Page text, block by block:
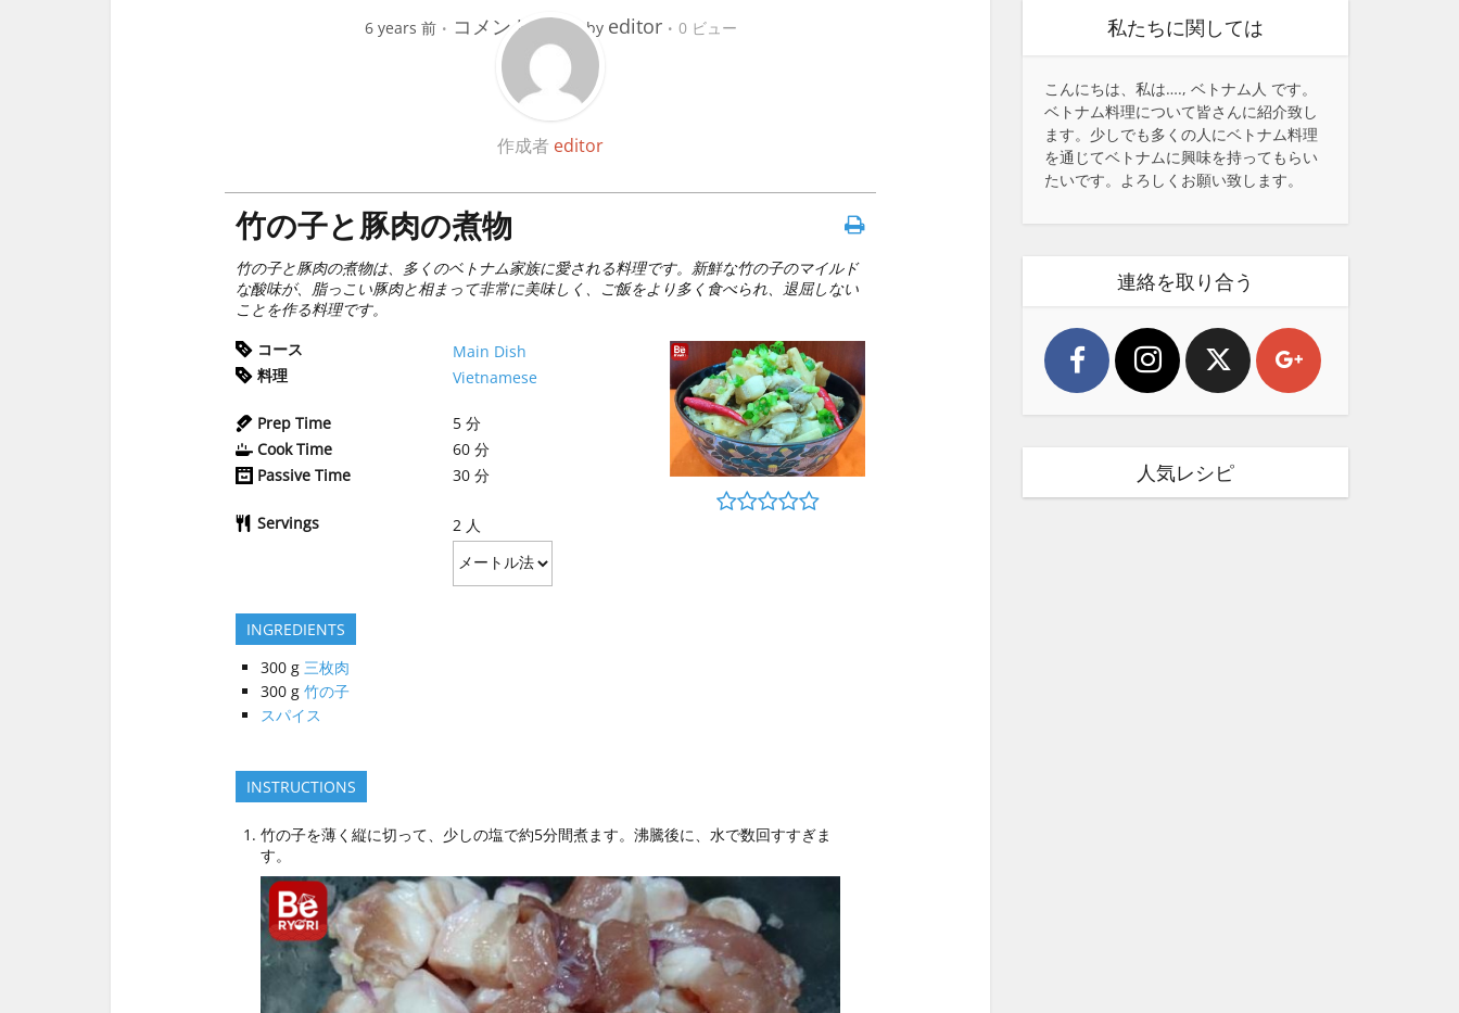
6 years 前 コメントする by editor 0 ビュー
作成者 editor
竹の子と豚肉の煮物
竹の子と豚肉の煮物は、多くのベトナム家族に愛される料理です。新鮮な竹の子のマイルド
な酸味が、脂っこい豚肉と相まって非常に美味しく、ご飯をより多く食べられ、退屈しない
ことを作る料理です。
コース
Main Dish
料理
Vietnamese
Prep Time 5 分
Cook Time
60 分
Passive Time
30 分
Servings 2 人
INGREDIENTS
300 g 三枚肉
300 g 竹の子
スパイス
INSTRUCTIONS
竹の子を薄く縦に切って、少しの塩で約5分間煮ます。沸騰後に、水で数回すすぎま
す。
私たちに関しては
こんにちは、私は…., ベトナム人 です。
ベトナム料理について皆さんに紹介致し
ます。少しでも多くの人にベトナム料理
を通じてベトナムに興味を持ってもらい
たいです。よろしくお願い致します。
連絡を取り合う
人気レシピ